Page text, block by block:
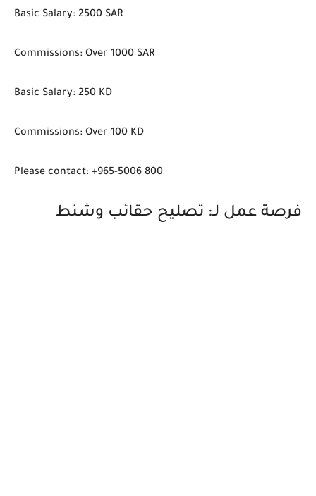
Basic Salary: 2500 SAR
Commissions: Over 1000 SAR
Basic Salary: 250 KD
Commissions: Over 100 KD
Please contact: +965-5006 800
فرصة عمل لـ: تصليح حقائب وشنط